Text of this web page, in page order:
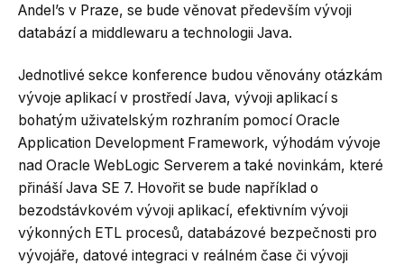
Andel’s v Praze, se bude věnovat především vývoji
databází a middlewaru a technologii Java.
Jednotlivé sekce konference budou věnovány otázkám
vývoje aplikací v prostředí Java, vývoji aplikací s
bohatým uživatelským rozhraním pomocí Oracle
Application Development Framework, výhodám vývoje
nad Oracle WebLogic Serverem a také novinkám, které
přináší Java SE 7. Hovořit se bude například o
bezodstávkovém vývoji aplikací, efektivním vývoji
výkonných ETL procesů, databázové bezpečnosti pro
vývojáře, datové integraci v reálném čase či vývoji